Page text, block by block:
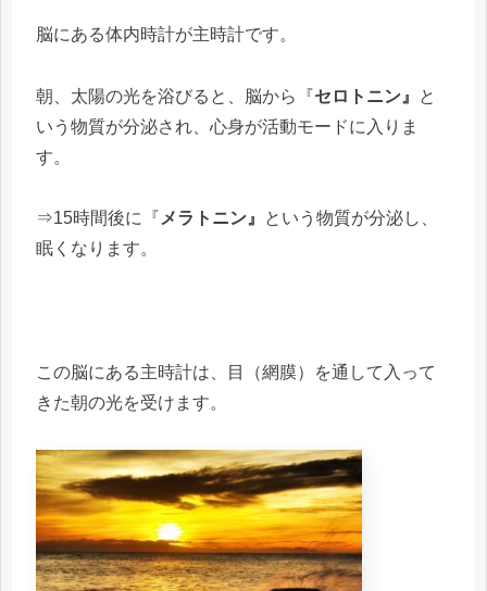
脳にある体内時計が主時計です。
朝、太陽の光を浴びると、脳から『セロトニン』
と
いう物質が分泌され、心身が活動モードに入りま
す。
⇒15時間後に『 メラトニン』
という物質が分泌し、
眠くなります。
この脳にある主時計は、目（網膜）を通して入って
きた朝の光を受けます。